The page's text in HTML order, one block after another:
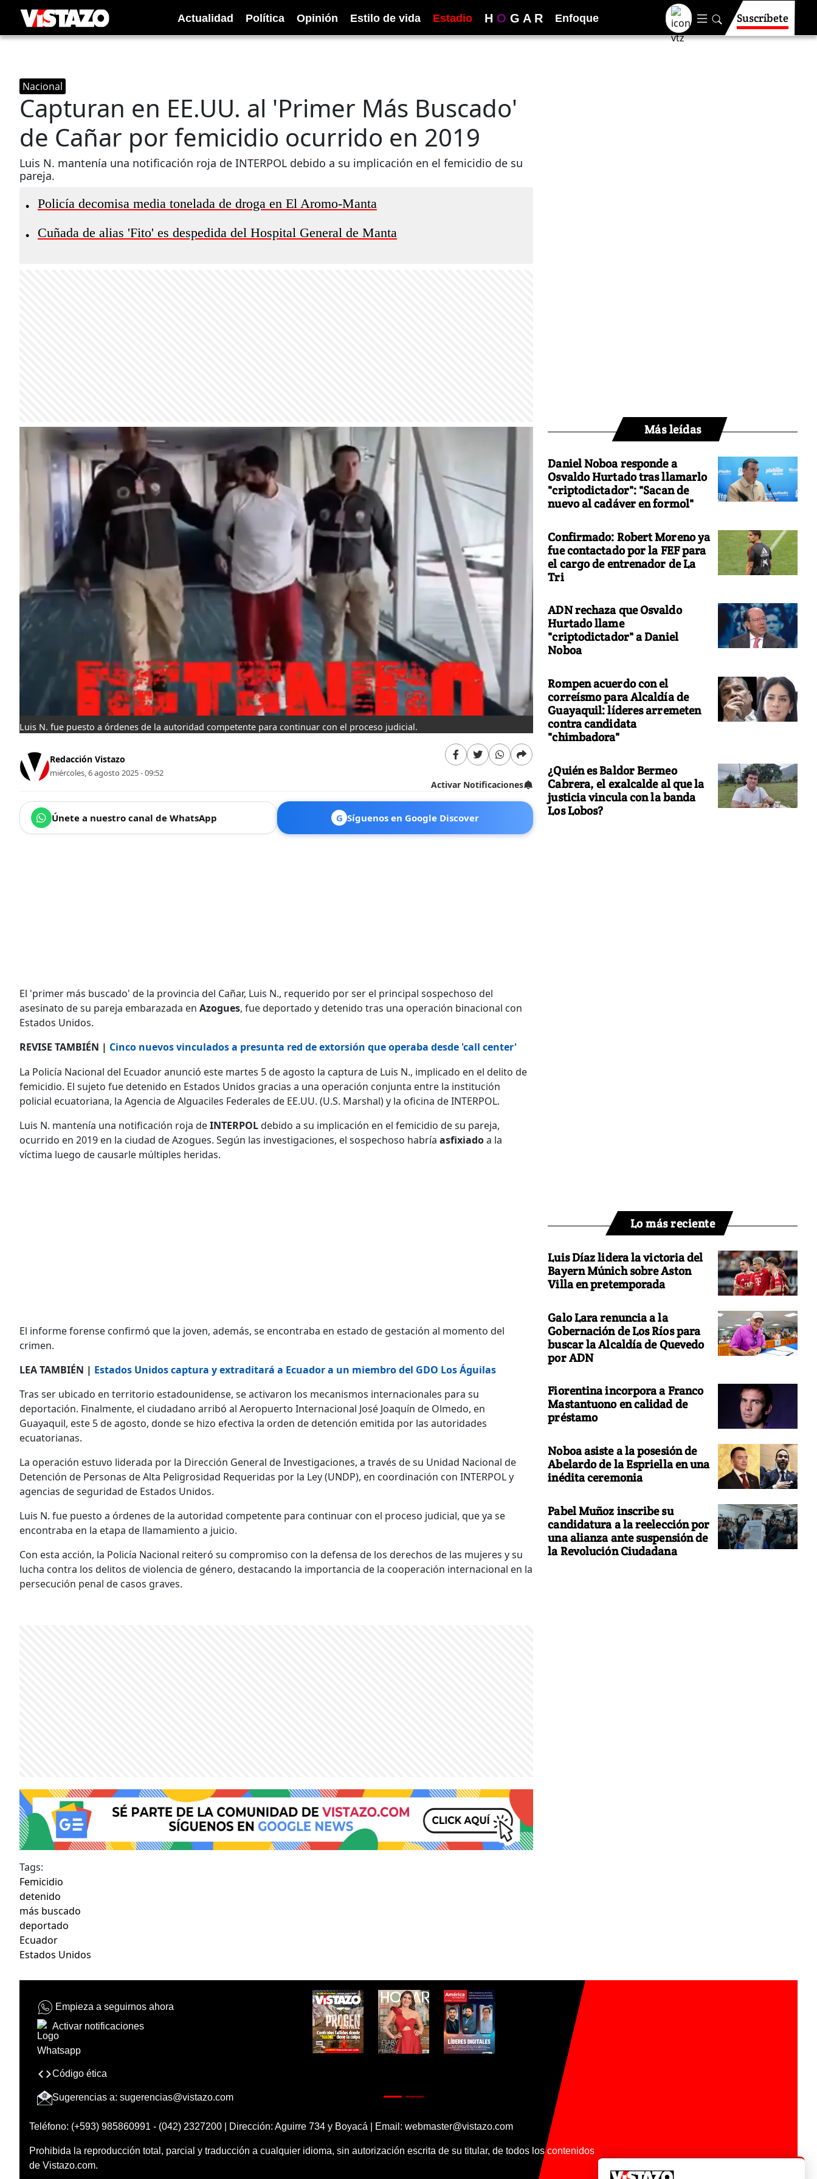
Actualidad Política Opinión Estilo de vida Estadio H O G A R Enfoque Suscríbete
Nacional
Capturan en EE.UU. al 'Primer Más Buscado'
de Cañar por femicidio ocurrido en 2019
Luis N. mantenía una notificación roja de INTERPOL debido a su implicación en el femicidio de su
pareja.
• Policía decomisa media tonelada de droga en El Aromo-Manta
• Cuñada de alias 'Fito' es despedida del Hospital General de Manta
Luis N. fue puesto a órdenes de la autoridad competente para continuar con el proceso judicial.
Redacción Vistazo
miércoles, 6 agosto 2025 - 09:52
Activar Notificaciones
Únete a nuestro canal de WhatsApp G Síguenos en Google Discover
El 'primer más buscado' de la provincia del Cañar, Luis N., requerido por ser el principal sospechoso del
asesinato de su pareja embarazada en Azogues, fue deportado y detenido tras una operación binacional con
Estados Unidos.
REVISE TAMBIÉN | Cinco nuevos vinculados a presunta red de extorsión que operaba desde 'call center'
La Policía Nacional del Ecuador anunció este martes 5 de agosto la captura de Luis N., implicado en el delito de
femicidio. El sujeto fue detenido en Estados Unidos gracias a una operación conjunta entre la institución
policial ecuatoriana, la Agencia de Alguaciles Federales de EE.UU. (U.S. Marshal) y la oficina de INTERPOL.
Luis N. mantenía una notificación roja deINTERPOLdebido a su implicación en el femicidio de su pareja,
ocurrido en 2019 en la ciudad de Azogues. Según las investigaciones, el sospechoso habría asfixiadoa la
víctima luego de causarle múltiples heridas.
El informe forense confirmó que la joven, además, se encontraba en estado de gestación al momento del
crimen.
LEA TAMBIÉN | Estados Unidos captura y extraditará a Ecuador a un miembro del GDO Los Águilas
Tras ser ubicado en territorio estadounidense, se activaron los mecanismos internacionales para su
deportación. Finalmente, el ciudadano arribó al Aeropuerto Internacional José Joaquín de Olmedo, en
Guayaquil, este 5 de agosto, donde se hizo efectiva la orden de detención emitida por las autoridades
ecuatorianas.
La operación estuvo liderada por la Dirección General de Investigaciones, a través de su Unidad Nacional de
Detención de Personas de Alta Peligrosidad Requeridas por la Ley (UNDP), en coordinación con INTERPOL y
agencias de seguridad de Estados Unidos.
Luis N. fue puesto a órdenes de la autoridad competente para continuar con el proceso judicial, que ya se
encontraba en la etapa de llamamiento a juicio.
Con esta acción, la Policía Nacional reiteró su compromiso con la defensa de los derechos de las mujeres y su
lucha contra los delitos de violencia de género, destacando la importancia de la cooperación internacional en la
persecución penal de casos graves.
Tags:
Femicidio
detenido
más buscado
deportado
Ecuador
Estados Unidos
Más leídas
Daniel Noboa responde a
Osvaldo Hurtado tras llamarlo
"criptodictador": "Sacan de
nuevo al cadáver en formol"
Confirmado: Robert Moreno ya
fue contactado por la FEF para
el cargo de entrenador de La
Tri
ADN rechaza que Osvaldo
Hurtado llame
"criptodictador" a Daniel
Noboa
Rompen acuerdo con el
correísmo para Alcaldía de
Guayaquil: líderes arremeten
contra candidata
"chimbadora"
¿Quién es Baldor Bermeo
Cabrera, el exalcalde al que la
justicia vincula con la banda
Los Lobos?
Lo más reciente
Luis Díaz lidera la victoria del
Bayern Múnich sobre Aston
Villa en pretemporada
Galo Lara renuncia a la
Gobernación de Los Ríos para
buscar la Alcaldía de Quevedo
por ADN
Fiorentina incorpora a Franco
Mastantuono en calidad de
préstamo
Noboa asiste a la posesión de
Abelardo de la Espriella en una
inédita ceremonia
Pabel Muñoz inscribe su
candidatura a la reelección por
una alianza ante suspensión de
la Revolución Ciudadana
Empieza a seguirnos ahora
Activar notificaciones
Código ética
Sugerencias a: sugerencias@vistazo.com
Teléfono: (+593) 985860991 - (042) 2327200 | Dirección: Aguirre 734 y Boyacá | Email: webmaster@vistazo.com
Prohibida la reproducción total, parcial y traducción a cualquier idioma, sin autorización escrita de su titular, de todos los contenidos
de Vistazo.com.